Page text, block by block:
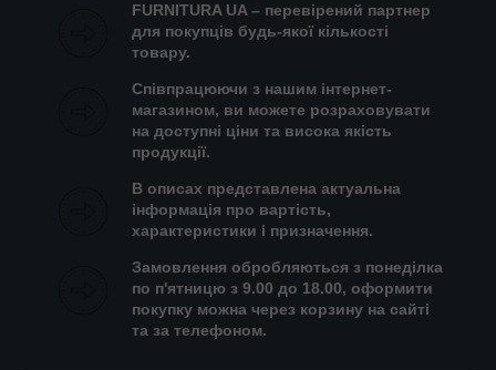
FURNITURA UA – перевірений партнер
для покупців будь-якої кількості
товару.
Співпрацюючи з нашим інтернет-
магазином, ви можете розраховувати
на доступні ціни та висока якість
продукції.
В описах представлена актуальна
інформація про вартість,
характеристики і призначення.
Замовлення обробляються з понеділка
по п'ятницю з 9.00 до 18.00, оформити
покупку можна через корзину на сайті
та за телефоном.